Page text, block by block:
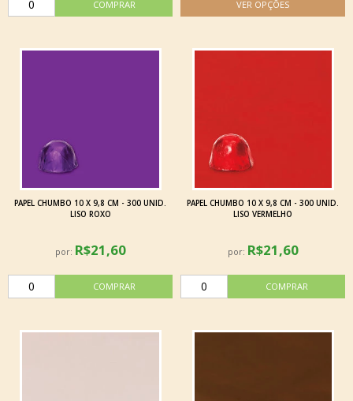
PAPEL CHUMBO 10 X 9,8 CM - 300 UNID.
LISO ROXO
por: R$21,60
PAPEL CHUMBO 10 X 9,8 CM - 300 UNID.
LISO VERMELHO
por: R$21,60